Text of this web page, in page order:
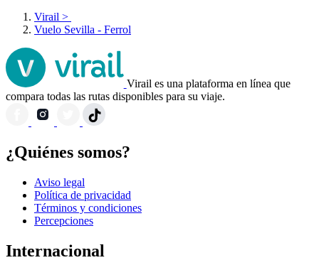
Virail >
Vuelo Sevilla - Ferrol
Virail es una plataforma en línea que
compara todas las rutas disponibles para su viaje.
¿Quiénes somos?
Aviso legal
Política de privacidad
Términos y condiciones
Percepciones
Internacional